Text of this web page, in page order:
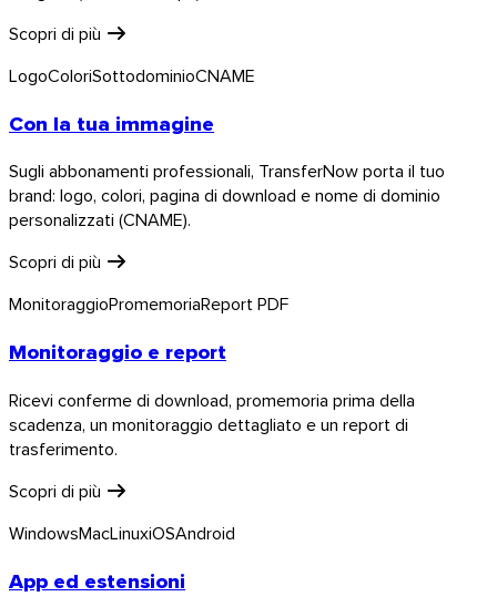
Linux
Mobile
Scopri di più
LogoColoriSottodominioCNAME
Con la tua immagine
Sugli abbonamenti professionali, TransferNow porta il tuo
brand: logo, colori, pagina di download e nome di dominio
personalizzati (CNAME).
Scopri di più
MonitoraggioPromemoriaReport PDF
Monitoraggio e report
Ricevi conferme di download, promemoria prima della
scadenza, un monitoraggio dettagliato e un report di
trasferimento.
Scopri di più
WindowsMacLinuxiOSAndroid
App ed estensioni